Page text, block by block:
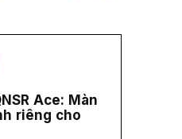
Ace: Màn
riêng cho